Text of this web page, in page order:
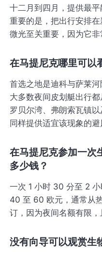
十二月到四月，提供最
重要的是，把出行安排
微光至关重要，因为它非
在马提尼克哪里可以
首选之地是迪科与萨莱
大多数夜间皮划艇出行
罗贝尔湾、弗朗索瓦镇
同样提供适宜该现象的避
在马提尼克参加一次
多少钱？
一次 1 小时 30 分至 2
40 至 60 欧元，通常从
订，因为夜间名额有限，
没有向导可以观赏生